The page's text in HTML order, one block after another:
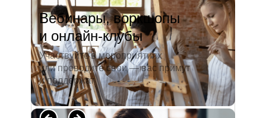
Вебинары, воркшопы
и онлайн-клубы
Участвуйте в мероприятиях
или проводите свои — вас примут
и поддержат